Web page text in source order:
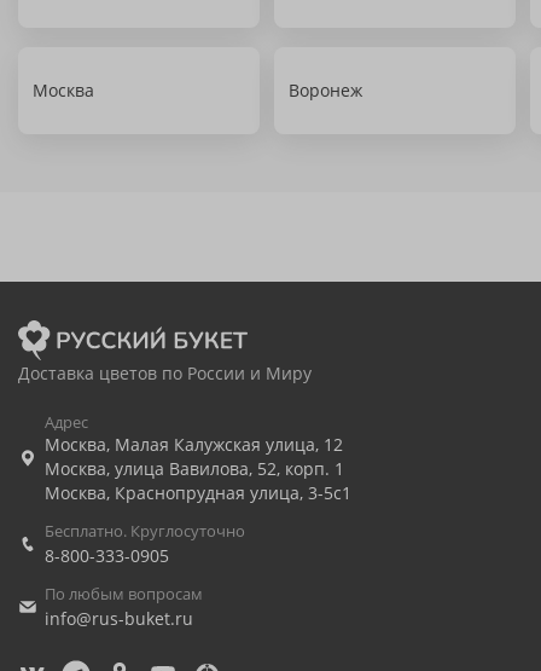
Москва Воронеж
Доставка цветов по России и Миру
Адрес
Москва, Малая Калужская улица, 12
Москва, улица Вавилова, 52, корп. 1
Москва, Краснопрудная улица, 3-5с1
Бесплатно. Круглосуточно
8-800-333-0905
По любым вопросам
info@rus-buket.ru